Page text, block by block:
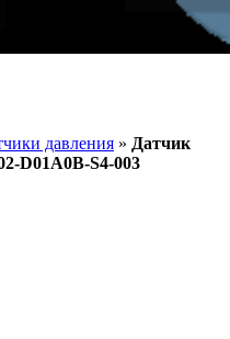
давления » Датчик
D01A0B-S4-003